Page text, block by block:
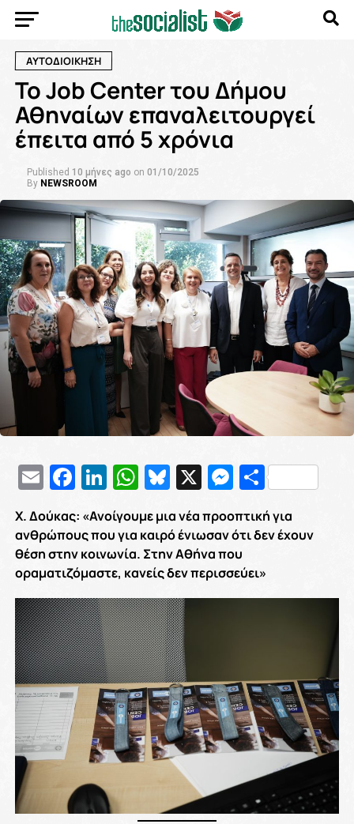
ΑΥΤΟΔΙΟΙΚΗΣΗ
Το Job Center του Δήμου
Αθηναίων επαναλειτουργεί
έπειτα από 5 χρόνια
Published 10 μήνες ago on 01/10/2025
By NEWSROOM
EmailFacebook
LinkedIn
WhatsApp
Bluesky
X
Χ. Δούκας: «Ανοίγουμε μια νέα προοπτική για
ανθρώπους που για καιρό ένιωσαν ότι δεν έχουν
θέση στην κοινωνία. Στην Αθήνα που
οραματιζόμαστε, κανείς δεν περισσεύει»